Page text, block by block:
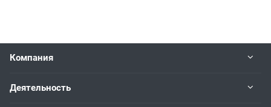
Компания
Деятельность